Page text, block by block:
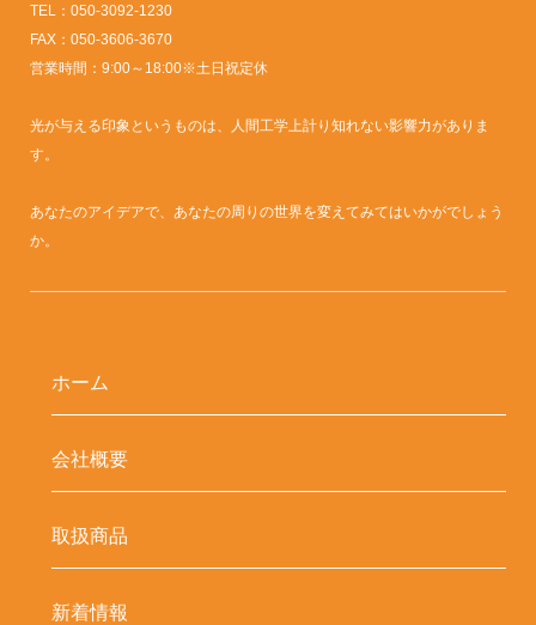
TEL：050-3092-1230
FAX：050-3606-3670
営業時間：9:00～18:00※土日祝定休
光が与える印象というものは、人間工学上計り知れない影響力がありま
す。
あなたのアイデアで、あなたの周りの世界を変えてみてはいかがでしょう
か。
ホーム
会社概要
取扱商品
新着情報